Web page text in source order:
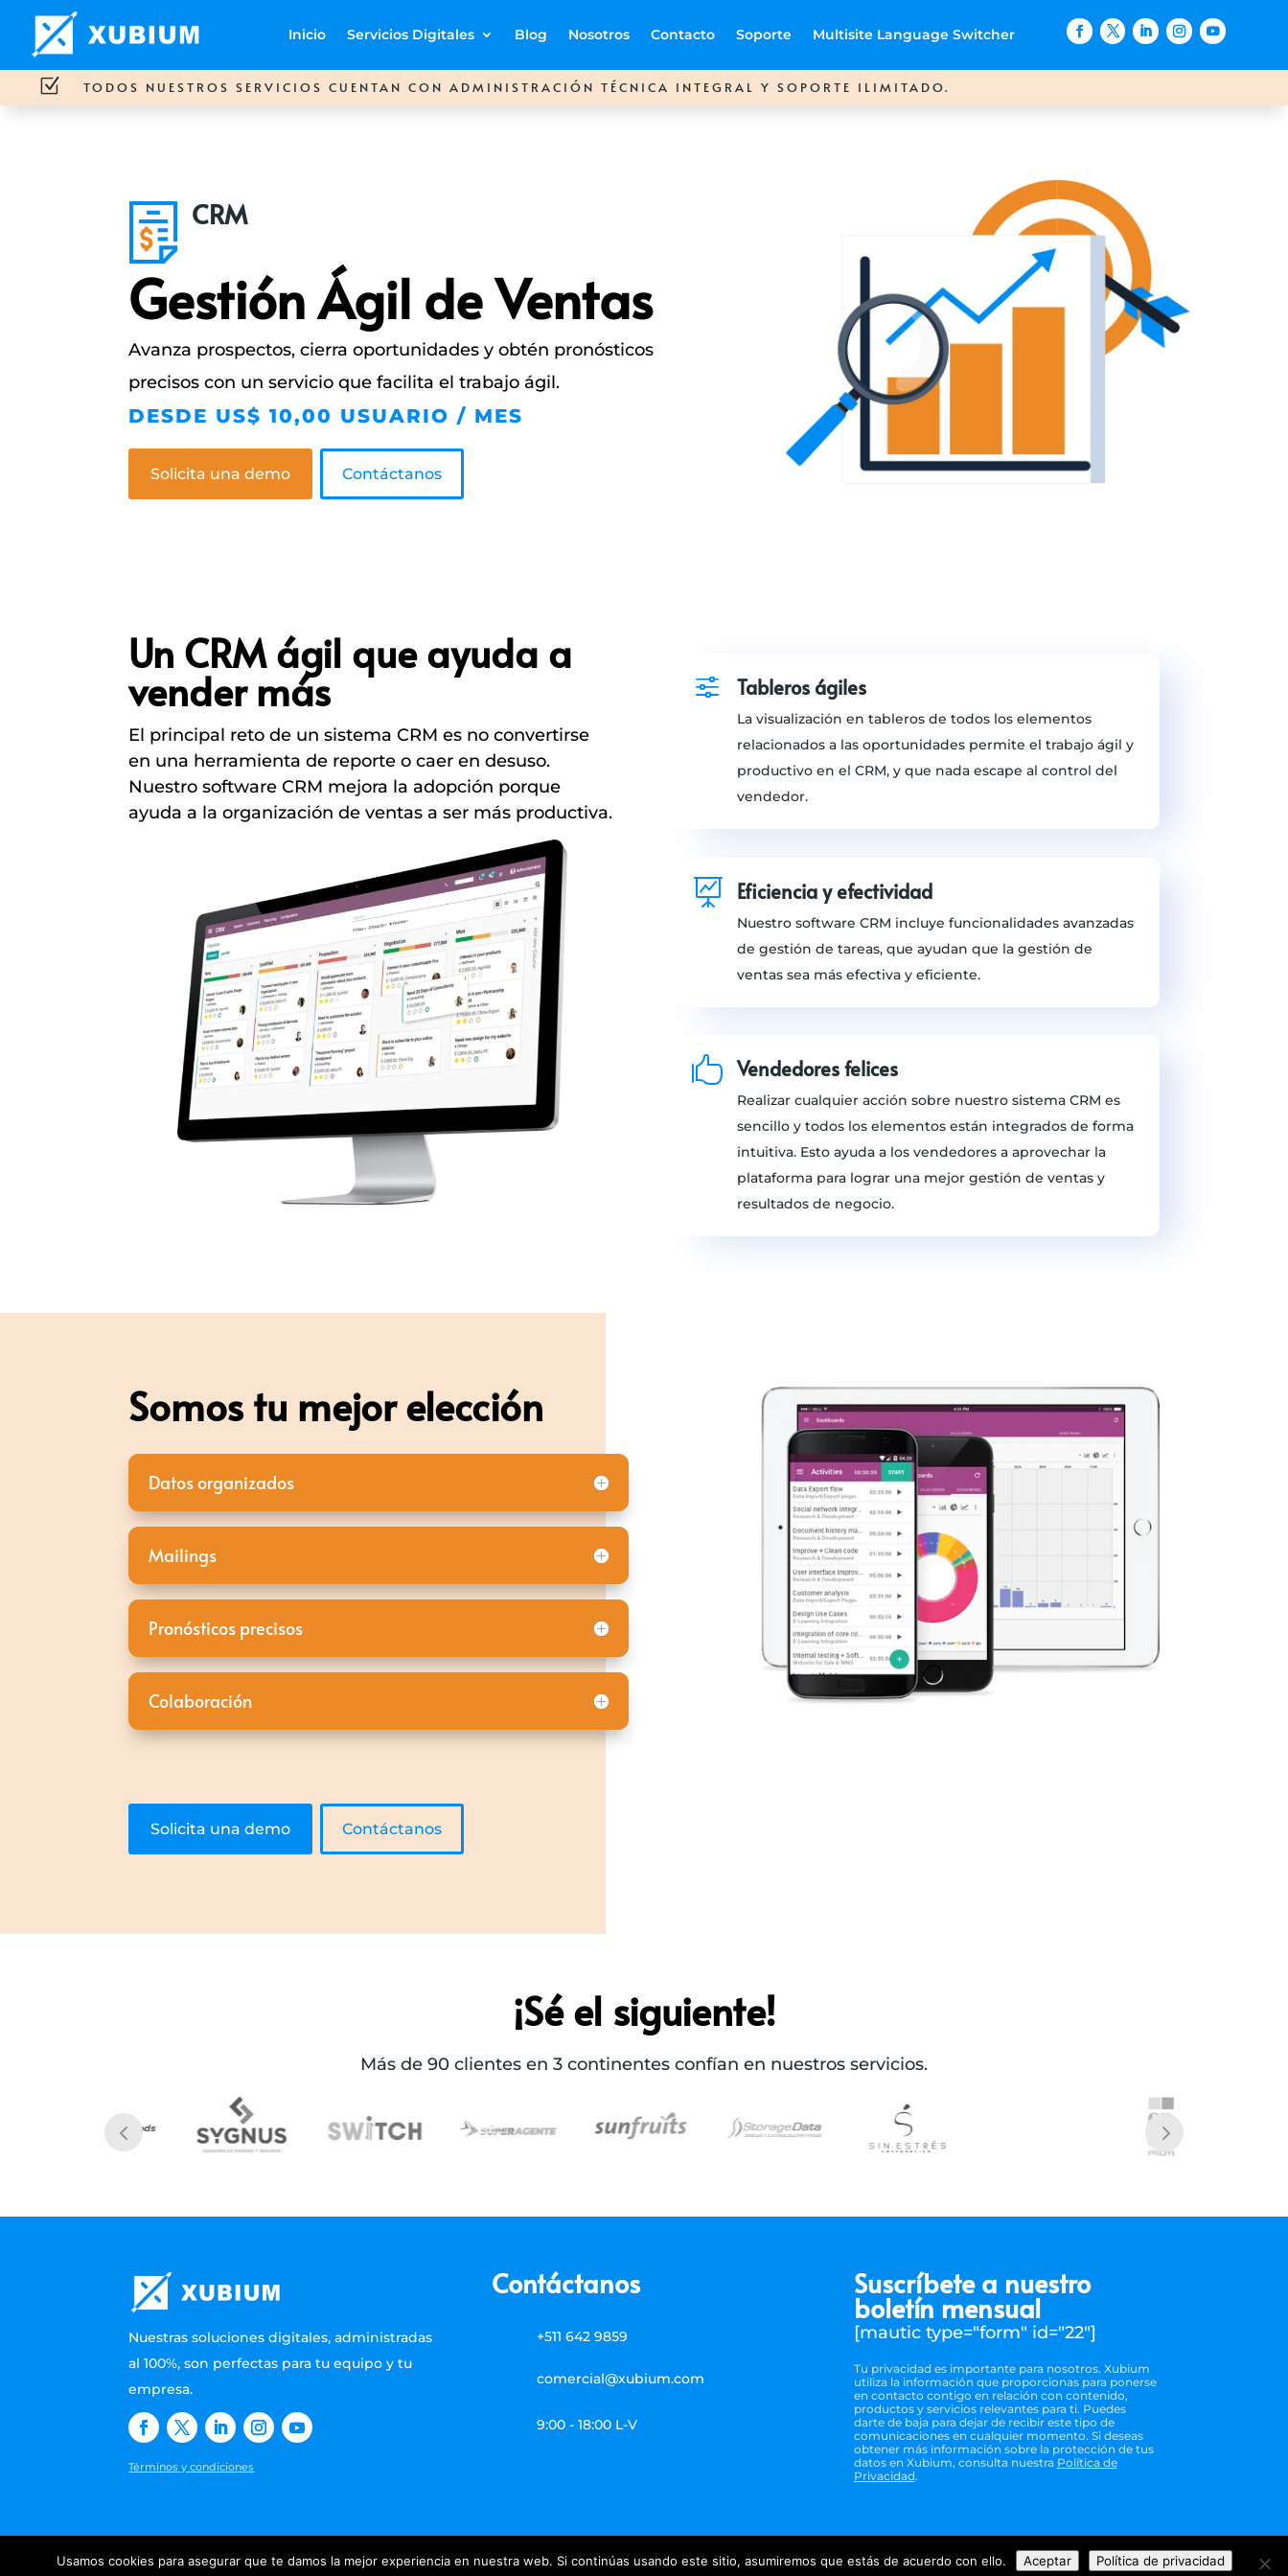
Inicio Servicios Digitales Blog Nosotros Contacto Soporte Multisite Language Switcher
Z TODOS NUESTROS SERVICIOS CUENTAN CON ADMINISTRACIÓN TÉCNICA INTEGRAL Y SOPORTE ILIMITADO.
CRM
Gestión Ágil de Ventas
Avanza prospectos, cierra oportunidades y obtén pronósticos
precisos con un servicio que facilita el trabajo ágil.
DESDE US$ 10,00 USUARIO / MES
Solicita una demo Contáctanos
Un CRM ágil que ayuda a
vender más
El principal reto de un sistema CRM es no convertirse
en una herramienta de reporte o caer en desuso.
Nuestro software CRM mejora la adopción porque
ayuda a la organización de ventas a ser más productiva.
f Tableros ágiles
La visualización en tableros de todos los elementos
relacionados a las oportunidades permite el trabajo ágil y
productivo en el CRM, y que nada escape al control del
vendedor.
 Eficiencia y efectividad
Nuestro software CRM incluye funcionalidades avanzadas
de gestión de tareas, que ayudan que la gestión de
ventas sea más efectiva y eficiente.
 Vendedores felices
Realizar cualquier acción sobre nuestro sistema CRM es
sencillo y todos los elementos están integrados de forma
intuitiva. Esto ayuda a los vendedores a aprovechar la
plataforma para lograr una mejor gestión de ventas y
resultados de negocio.
Somos tu mejor elección
Datos organizados
Mailings
Pronósticos precisos
Colaboración
Solicita una demo Contáctanos
¡Sé el siguiente!
Más de 90 clientes en 3 continentes confían en nuestros servicios.
Nuestras soluciones digitales, administradas
al 100%, son perfectas para tu equipo y tu
empresa.
Términos y condiciones
Contáctanos
+511 642 9859
comercial@xubium.com
9:00 - 18:00 L-V
Suscríbete a nuestro
boletín mensual
[mautic type="form" id="22"]
Tu privacidad es importante para nosotros. Xubium
utiliza la información que proporcionas para ponerse
en contacto contigo en relación con contenido,
productos y servicios relevantes para ti. Puedes
darte de baja para dejar de recibir este tipo de
comunicaciones en cualquier momento. Si deseas
obtener más información sobre la protección de tus
datos en Xubium, consulta nuestra Política de
Privacidad.
© 2024 XUBIUM
Usamos cookies para asegurar que te damos la mejor experiencia en nuestra web. Si continúas usando este sitio, asumiremos que estás de acuerdo con ello. Aceptar Política de privacidad